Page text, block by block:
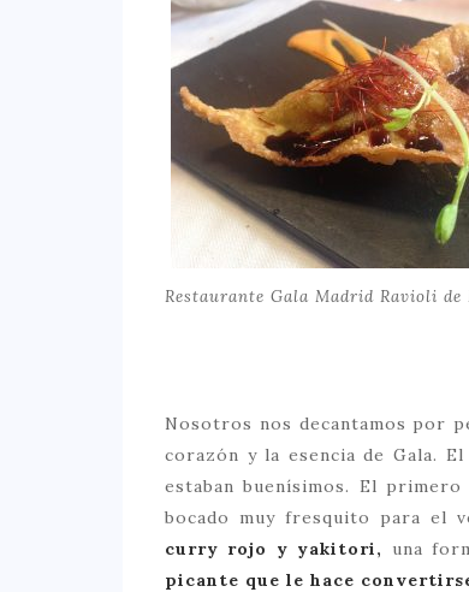
Restaurante Gala Madrid Ravioli de
Nosotros nos decantamos por
corazón y la esencia de Gala.
estaban buenísimos. El
bocado muy fresquito para el
curry rojo y yakitori, una
picante que le hace